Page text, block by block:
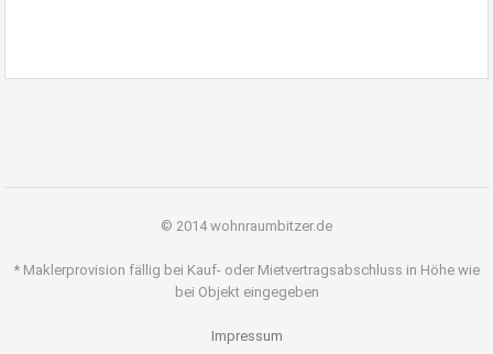
© 2014 wohnraumbitzer.de
* Maklerprovision fällig bei Kauf- oder Mietvertragsabschluss in Höhe wie
bei Objekt eingegeben
Impressum